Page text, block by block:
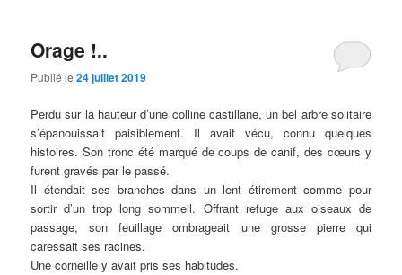
Orage !..
Publié le24 juillet 2019
Perdu sur la hauteur d’une colline castillane, un bel arbre solitaire
s’épanouissait paisiblement. Il avait vécu, connu quelques
histoires. Son tronc été marqué de coups de canif, des cœurs y
furent gravés par le passé.
Il étendait ses branches dans un lent étirement comme pour
sortir d’un trop long sommeil. Offrant refuge aux oiseaux de
passage, son feuillage ombrageait une grosse pierre qui
caressait ses racines.
Une corneille y avait pris ses habitudes.